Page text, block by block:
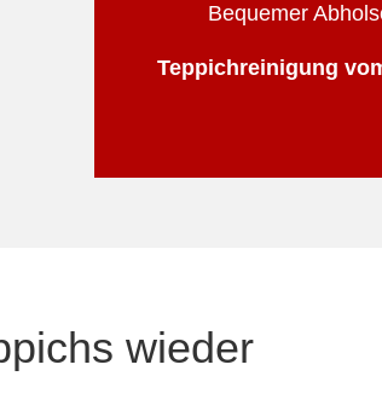
Bequemer
Teppichreinigung
wieder